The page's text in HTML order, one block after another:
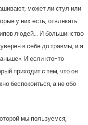
может ли стул или
у них есть, отвлекать
людей… И большинство
в себе до травмы, и я
И если кто-то
приходит с тем, что он
беспокоиться, а не обо
мы пользуемся,